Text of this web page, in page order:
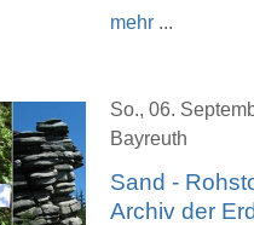
mehr ...
So., 06.
Bayreuth
Sand -
Archiv der